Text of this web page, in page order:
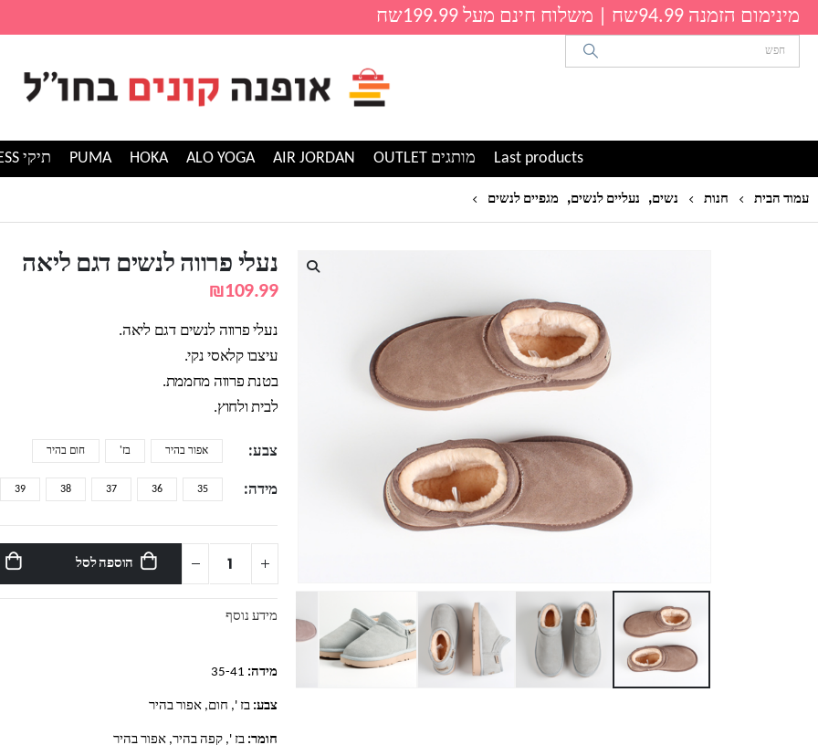
מינימום הזמנה 94.99שח | משלוח חינם מעל 199.99שח
Last products מותגים OUTLET AIR JORDAN
ALO YOGA
HOKA
PUMA תיקי GUESS
עמוד הבית חנות נשים, נעליים לנשים, מגפיים לנשים
נעלי פרווה לנשים דגם ליאה
₪109.99
נעלי פרווה לנשים דגם ליאה.
עיצבו קלאסי נקי.
בטנת פרווה מחממת.
לבית ולחוץ.
צבע אפור בהיר בז' חום בהיר
מידה 35
36
37
38
39
הוספה לסל
מידע נוסף
מידה: 35-41
צבע: בז ', חום, אפור בהיר
חומר: בז ', קפה בהיר, אפור בהיר